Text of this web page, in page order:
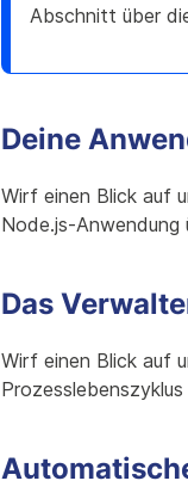
Abschnitt über
Deine
Wirf einen Blick auf
Node.js-Anwendung
Das
Wirf einen Blick auf